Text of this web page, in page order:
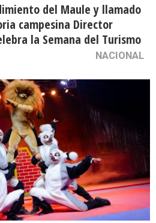
del Maule y llamado
campesina Director
la Semana del Turismo
NACIONAL